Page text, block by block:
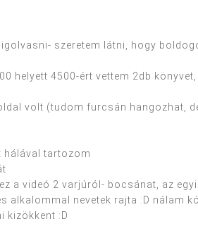
szeretem látni, hogy
helyett 4500-ért vettem 2db könyvet,
volt (tudom furcsán hangozhat,
hálával tartozom
a videó 2 varjúról- bocsánat, az
alkalommal nevetek rajta :D nálam
kizökkent :D